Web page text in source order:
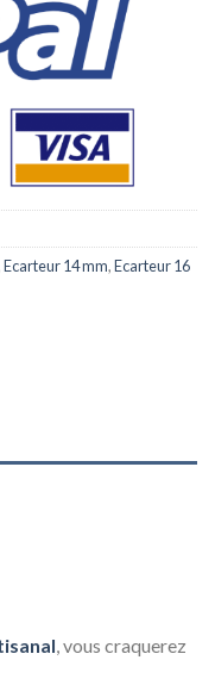
Ecarteur 14 mm,Ecarteur 16
, vous craquerez